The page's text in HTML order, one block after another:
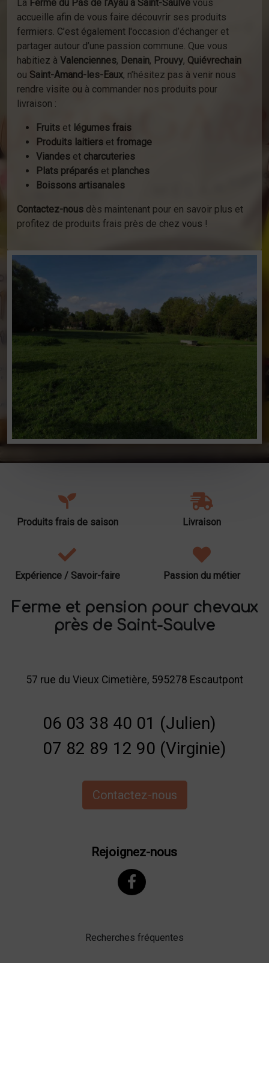
La Ferme du Pas de l’Ayau à Saint-Saulve vous
accueille afin de vous faire découvrir ses produits
fermiers. C’est également l'occasion d’échanger et
partager autour d’une passion commune. Que vous
habitiez à Valenciennes, Denain, Prouvy, Quiévrechain
ou Saint-Amand-les-Eaux, n’hésitez pas à venir nous
rendre visite ou à commander nos produits pour
livraison :
Fruits et légumes frais
Produits laitiers et fromage
Viandes et charcuteries
Plats préparés et planches
Boissons artisanales
Contactez-nous dès maintenant pour en savoir plus et
profitez de produits frais près de chez vous !
Produits frais de saison Livraison
Expérience / Savoir-faire Passion du métier
Ferme et pension pour chevaux
près de Saint-Saulve
57 rue du Vieux Cimetière, 595278 Escautpont
06 03 38 40 01 (Julien)
07 82 89 12 90 (Virginie)
Contactez-nous
Rejoignez-nous
Recherches fréquentes